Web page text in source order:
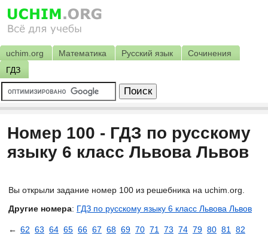
uchim.org Математика Русский язык
Сочинения
ГДЗ
Номер 100 - ГДЗ по русскому
языку 6 класс Львова Львов
Вы открыли задание номер 100 из решебника на uchim.org.
Другие номера: ГДЗ по русскому языку 6 класс Львова Львов
← 62 63 64 65 66 67 68 69 70 71 73 74 79 80 81
82